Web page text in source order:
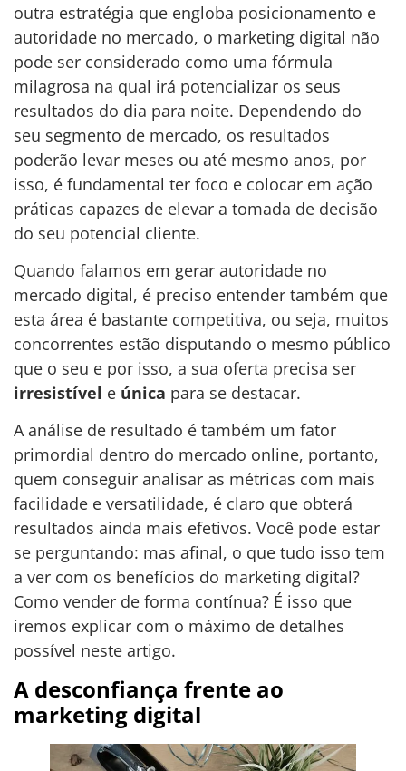
outra estratégia que engloba posicionamento e
autoridade no mercado, o marketing digital não
pode ser considerado como uma fórmula
milagrosa na qual irá potencializar os seus
resultados do dia para noite. Dependendo do
seu segmento de mercado, os resultados
poderão levar meses ou até mesmo anos, por
isso, é fundamental ter foco e colocar em ação
práticas capazes de elevar a tomada de decisão
do seu potencial cliente.
Quando falamos em gerar autoridade no
mercado digital, é preciso entender também que
esta área é bastante competitiva, ou seja, muitos
concorrentes estão disputando o mesmo público
que o seu e por isso, a sua oferta precisa ser
irresistível e única para se destacar.
A análise de resultado é também um fator
primordial dentro do mercado online, portanto,
quem conseguir analisar as métricas com mais
facilidade e versatilidade, é claro que obterá
resultados ainda mais efetivos. Você pode estar
se perguntando: mas afinal, o que tudo isso tem
a ver com os benefícios do marketing digital?
Como vender de forma contínua? É isso que
iremos explicar com o máximo de detalhes
possível neste artigo.
A desconfiança frente ao
marketing digital